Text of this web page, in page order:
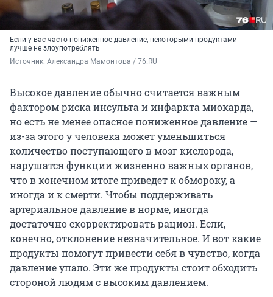
Если у вас часто пониженное давление, некоторыми продуктами
лучше не злоупотреблять
Источник: Александра Мамонтова / 76.RU
Высокое давление обычно считается важным
фактором риска инсульта и инфаркта миокарда,
но есть не менее опасное пониженное давление —
из-за этого у человека может уменьшиться
количество поступающего в мозг кислорода,
нарушатся функции жизненно важных органов,
что в конечном итоге приведет к обмороку, а
иногда и к смерти. Чтобы поддерживать
артериальное давление в норме, иногда
достаточно скорректировать рацион. Если,
конечно, отклонение незначительное. И вот какие
продукты помогут привести себя в чувство, когда
давление упало. Эти же продукты стоит обходить
стороной людям с высоким давлением.